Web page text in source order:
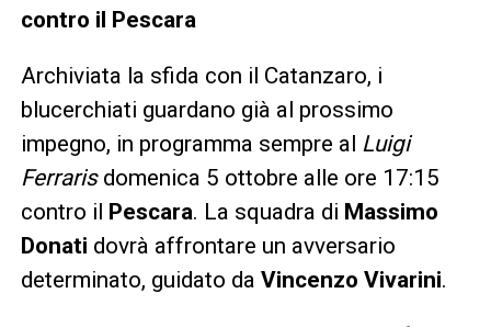
contro il Pescara
Archiviata la sfida con il Catanzaro, i
blucerchiati guardano già al prossimo
impegno, in programma sempre al Luigi
Ferrarisdomenica 5 ottobre alle ore 17:15
contro il Pescara. La squadra di Massimo
Donati dovrà affrontare un avversario
determinato, guidato da Vincenzo Vivarini.